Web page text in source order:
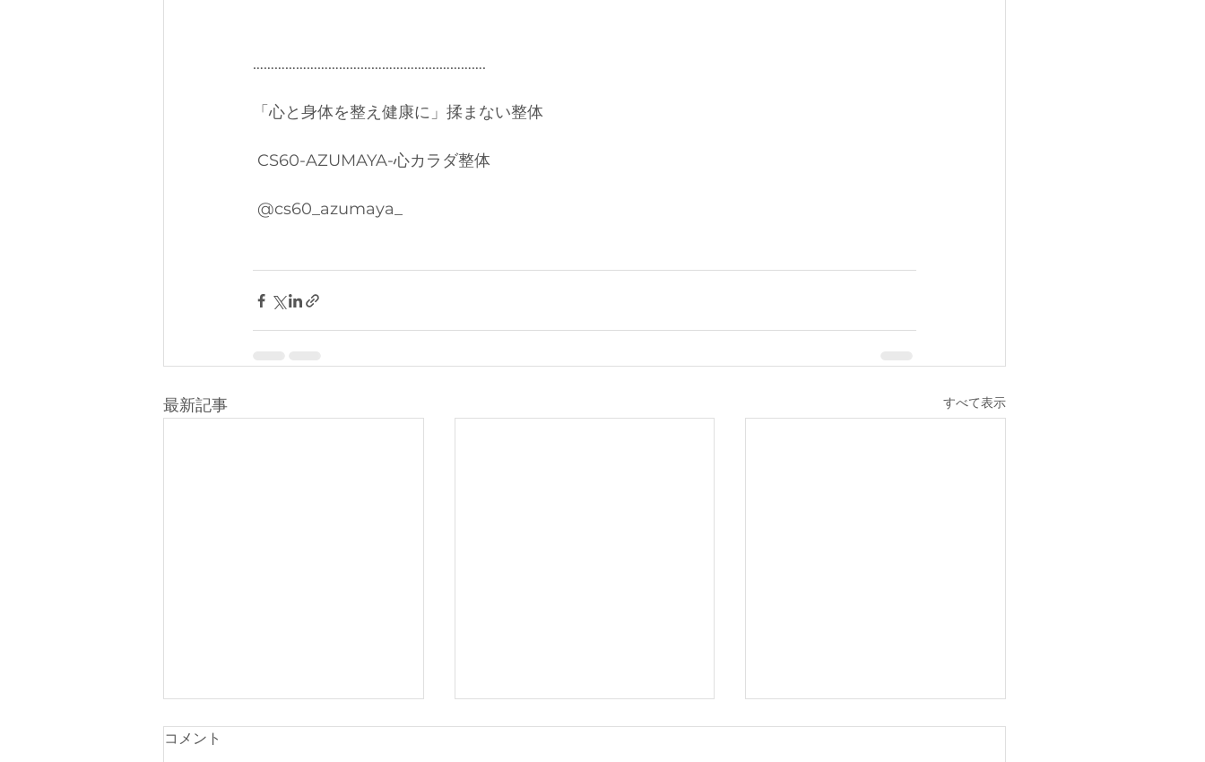
…………………………………………....………….
「心と身体を整え健康に」揉まない整体
CS60-AZUMAYA-心カラダ整体
@cs60_azumaya_
最新記事 すべて表示
コメント